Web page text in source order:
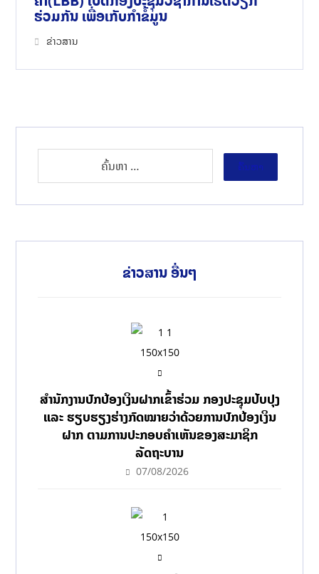
ຮ່ວມກັນ ເພື່ອເກັບກຳຂໍ້ມູນ
ຂ່າວສານ
ຄົ້ນຫາ
ຂ່າວສານ ອື່ນໆ
ສໍານັກງານປົກປ້ອງເງິນຝາກເຂົ້າຮ່ວມ ກອງປະຊຸມປັບປຸງ
ແລະ ຮຽບຮຽງຮ່າງກົດໝາຍວ່າດ້ວຍການປົກປ້ອງເງິນ
ຝາກ ຕາມການປະກອບຄຳເຫັນຂອງສະມາຊິກ
ລັດຖະບານ
07/08/2026